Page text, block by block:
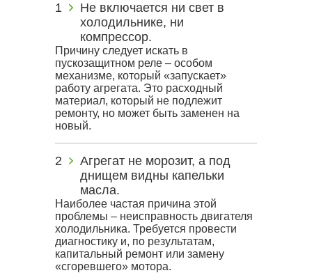
Не включается ни свет в
холодильнике, ни
компрессор.
Причину следует искать в
пускозащитном реле – особом
механизме, который «запускает»
работу агрегата. Это расходный
материал, который не подлежит
ремонту, но может быть заменен на
новый.
Агрегат не морозит, а под
днищем видны капельки
масла.
Наиболее частая причина этой
проблемы – неисправность двигателя
холодильника. Требуется провести
диагностику и, по результатам,
капитальный ремонт или замену
«сгоревшего» мотора.